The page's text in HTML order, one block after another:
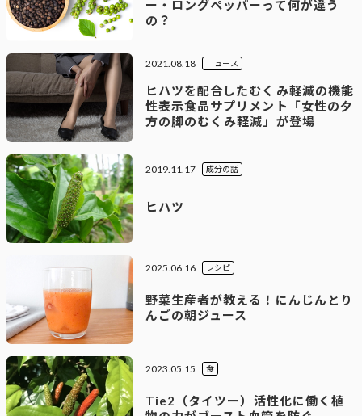
ー・ロングペッパーって何が違う
の？
2021.08.18
ヒハツを配合したむくみ軽減の機能
性表示食品サプリメント「女性の夕
方の脚のむくみ軽減」が登場
ニュース
2019.11.17
ヒハツ
成分の話
2025.06.16
野菜生産者が教える！にんじんとり
んごの朝ジュース
レシピ
2023.05.15
Tie2（タイツー）活性化に働く植
食